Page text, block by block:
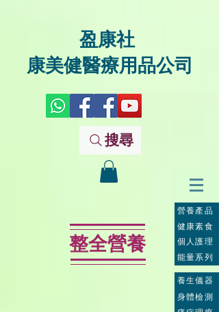
盈康社
康美健醫療用品公司
搜尋
整全營養
營養產品
個人護理
能量系列
健康素食
養生儀器
身體檢測